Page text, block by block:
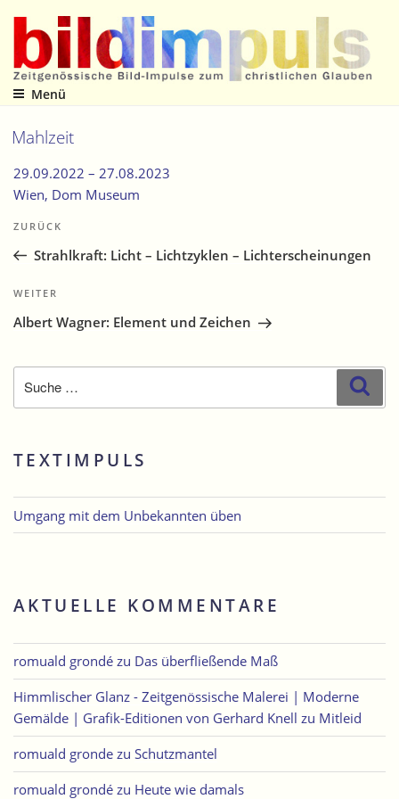
Inhalt
springen
Zeitgenössische Bild-Impulse zum christlichen Glauben
Menü
Mahlzeit
29.09.2022 – 27.08.2023
Wien, Dom Museum
Beitragsnavigation
Vorheriger
Beitrag
ZURÜCK
Strahlkraft: Licht – Lichtzyklen – Lichterscheinungen
Nächster
Beitrag
WEITER
Albert Wagner: Element und Zeichen
nach:
TEXTIMPULS
Umgang mit dem Unbekannten üben
AKTUELLE KOMMENTARE
romuald grondé zu Das überfließende Maß
Himmlischer Glanz - Zeitgenössische Malerei | Moderne
Gemälde | Grafik-Editionen von Gerhard Knell zu Mitleid
romuald gronde zu Schutzmantel
romuald grondé zu Heute wie damals